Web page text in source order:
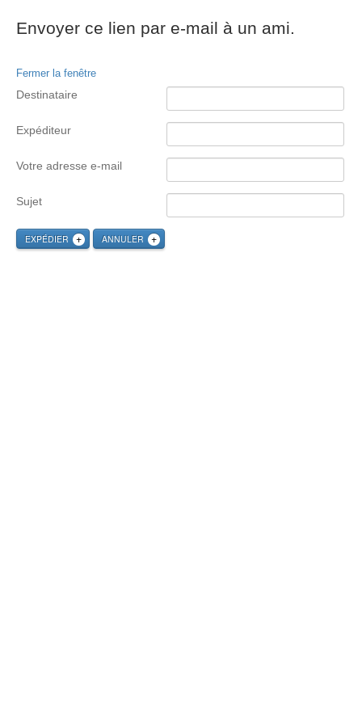
Envoyer ce lien par e-mail à un ami.
Fermer la fenêtre
Destinataire
Expéditeur
Votre adresse e-mail
Sujet
EXPÉDIER ANNULER